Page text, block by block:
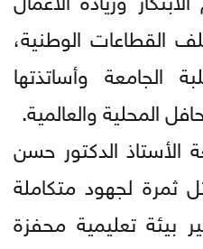
القطاعات الوطنية،
الجامعة وأساتذتها
المحلية والعالمية.
الأستاذ الدكتور حسن
ثمرة لجهود متكاملة
بيئة تعليمية محفزة